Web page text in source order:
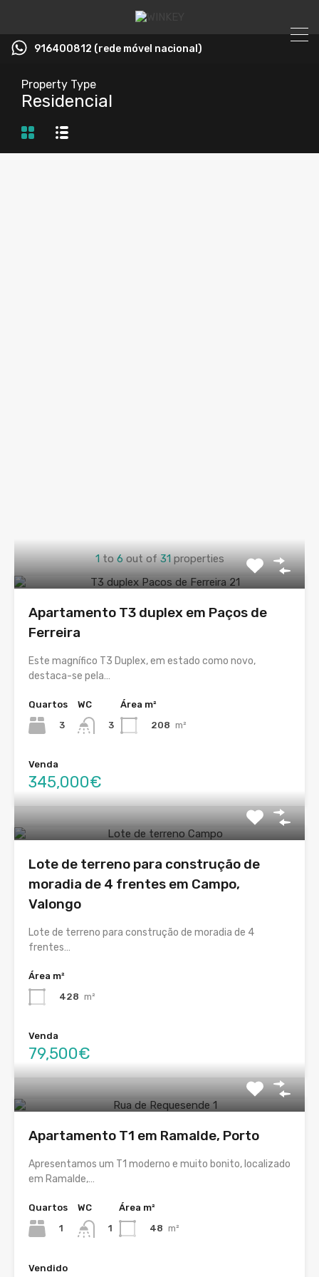
916400812 (rede móvel nacional)
Property Type
Residencial
1 to6 out of31 properties
Apartamento T3 duplex em Paços de
Ferreira
Este magnífico T3 Duplex, em estado como novo,
destaca-se pela…
Quartos
3
WC
3
Área m²
208 m²
Venda
345,000€
Lote de terreno para construção de
moradia de 4 frentes em Campo,
Valongo
Lote de terreno para construção de moradia de 4
frentes…
Área m²
428 m²
Venda
79,500€
Apartamento T1 em Ramalde, Porto
Apresentamos um T1 moderno e muito bonito, localizado
em Ramalde,…
Quartos
1
WC
1
Área m²
48 m²
Vendido